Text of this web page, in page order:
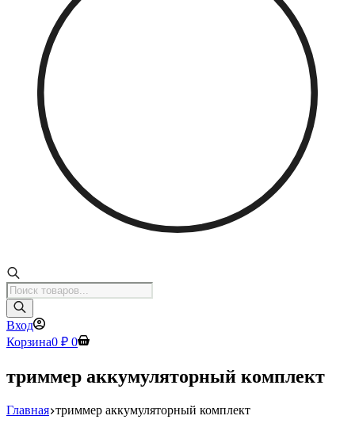
Поиск
товаров
Вход
Корзина0 ₽ 0
триммер аккумуляторный комплект
Главная триммер аккумуляторный комплект